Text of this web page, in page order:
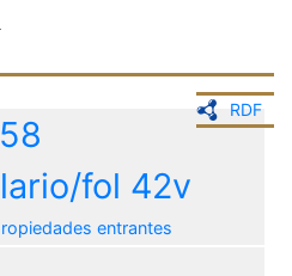
RDF
fol 42v
entrantes